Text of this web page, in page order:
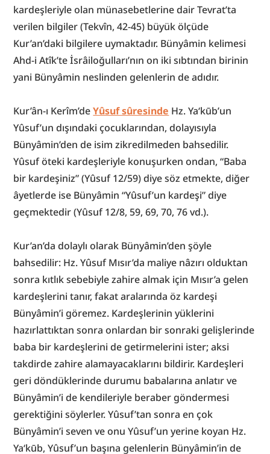
kardeşleriyle olan münasebetlerine dair Tevrat’ta
verilen bilgiler (Tekvîn, 42-45) büyük ölçüde
Kur’an’daki bilgilere uymaktadır. Bünyâmin kelimesi
Ahd-i Atîk’te İsrâiloğulları’nın on iki sıbtından birinin
yani Bünyâmin neslinden gelenlerin de adıdır.
Kur’ân-ı Kerîm’de Yûsuf sûresinde Hz. Ya‘kūb’un
Yûsuf’un dışındaki çocuklarından, dolayısıyla
Bünyâmin’den de isim zikredilmeden bahsedilir.
Yûsuf öteki kardeşleriyle konuşurken ondan, “Baba
bir kardeşiniz” (Yûsuf 12/59) diye söz etmekte, diğer
âyetlerde ise Bünyâmin “Yûsuf’un kardeşi” diye
geçmektedir (Yûsuf 12/8, 59, 69, 70, 76 vd.).
Kur’an’da dolaylı olarak Bünyâmin’den şöyle
bahsedilir: Hz. Yûsuf Mısır’da maliye nâzırı olduktan
sonra kıtlık sebebiyle zahire almak için Mısır’a gelen
kardeşlerini tanır, fakat aralarında öz kardeşi
Bünyâmin’i göremez. Kardeşlerinin yüklerini
hazırlattıktan sonra onlardan bir sonraki gelişlerinde
baba bir kardeşlerini de getirmelerini ister; aksi
takdirde zahire alamayacaklarını bildirir. Kardeşleri
geri döndüklerinde durumu babalarına anlatır ve
Bünyâmin’i de kendileriyle beraber göndermesi
gerektiğini söylerler. Yûsuf’tan sonra en çok
Bünyâmin’i seven ve onu Yûsuf’un yerine koyan Hz.
Ya‘kūb, Yûsuf’un başına gelenlerin Bünyâmin’in de